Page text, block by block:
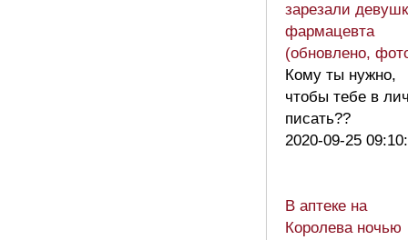
зарезали
фармацевта
(обновлено,
Кому ты нужно,
чтобы тебе в
писать??
2020-09-25
В аптеке на
Королева ночью